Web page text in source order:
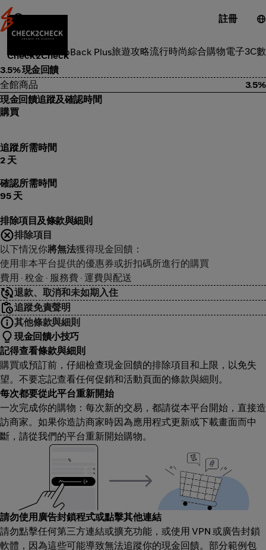
註冊
ShopBack Plus旅遊攻略流行時尚綜合購物電子3C
流行時尚
Check2Check
3.5% 現金回饋
全館商品
3.5%
現金回饋追蹤及確認時間
購買
追蹤所需時間
2 天
確認所需時間
95 天
排除項目及條款與細則
排除項目
以下情況你將無法獲得現金回饋：
使用非本平台提供的優惠券或折扣碼所進行的購買
費用 · 稅金 · 服務費 · 運費與配送
退款、取消和未如期入住
追蹤免責聲明
其他條款與細則
現金回饋小技巧
記得查看條款與細則
購買或預訂前，仔細檢查現金回饋的排除項目和上限，以免失
望。不要忘記查看任何促銷和活動頁面的條款與細則。
每次都要從此平台重新開始
一次完成你的購物：每次新的交易，都請從本平台開始，直接造
訪商家。如果你造訪商家時因為應用程式更新或下載畫面而中
斷，請從我們的平台重新開始購物。
請勿使用廣告封鎖程式或點擊其他連結
請勿點擊任何第三方連結或擴充功能，或使用 VPN 或廣告封鎖
軟體，因為這些可能導致無法追蹤你的現金回饋。部分範例包